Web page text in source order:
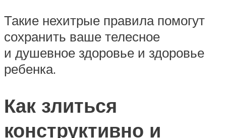
Такие нехитрые правила помогут
сохранить ваше телесное
и душевное здоровье и здоровье
ребенка.
Как злиться
конструктивно и